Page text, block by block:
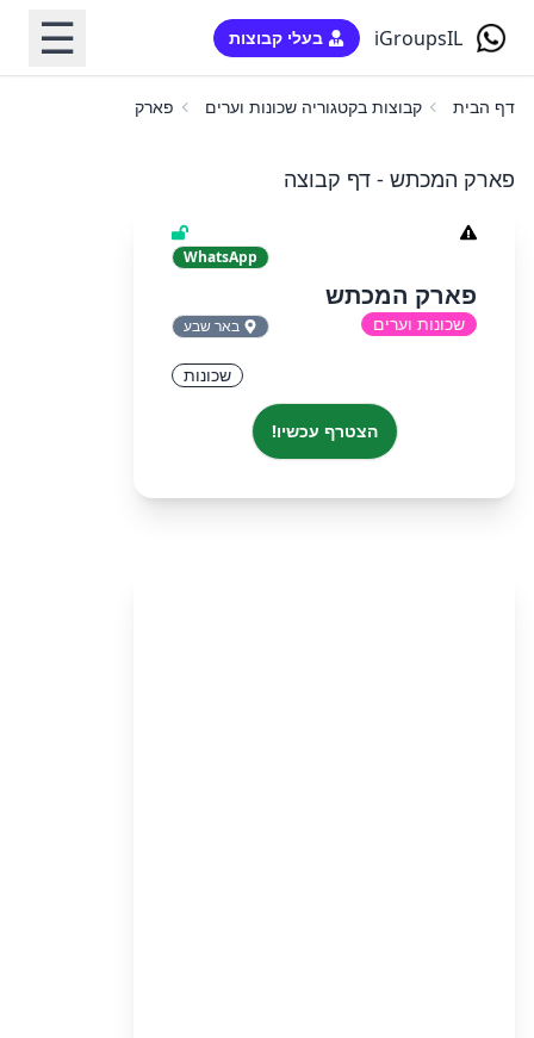
iGroupsIL בעלי קבוצות ☰
דף הבית קבוצות בקטגוריה שכונות וערים פארק המכתש
פארק המכתש - דף קבוצה
WhatsApp
פארק המכתש
שכונות וערים באר שבע
שכונות
הצטרף עכשיו!